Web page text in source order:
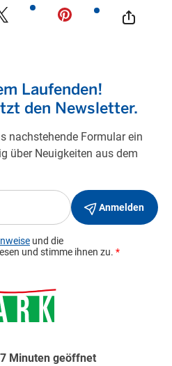
Minuten geöffnet